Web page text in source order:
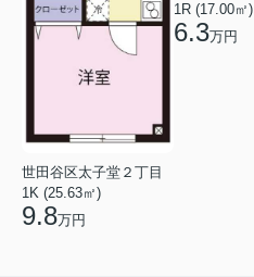
世田谷区太子堂２丁目
1K (25.63㎡)
9.8万円
1R (17.00㎡)
6.3万円